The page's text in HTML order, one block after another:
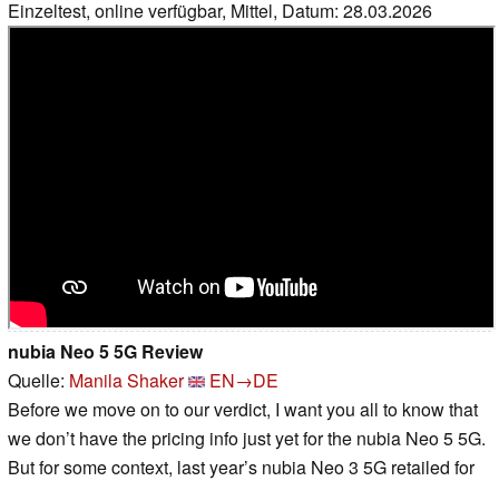
Einzeltest, online verfügbar, Mittel, Datum: 28.03.2026
nubia Neo 5 5G Review
Quelle: Manila Shaker
EN→DE
Before we move on to our verdict, I want you all to know that
we don’t have the pricing info just yet for the nubia Neo 5 5G.
But for some context, last year’s nubia Neo 3 5G retailed for